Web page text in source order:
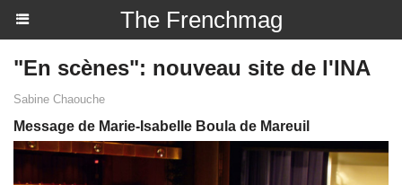
The Frenchmag
"En scènes": nouveau site de l'INA
Sabine Chaouche
Message de Marie-Isabelle Boula de Mareuil